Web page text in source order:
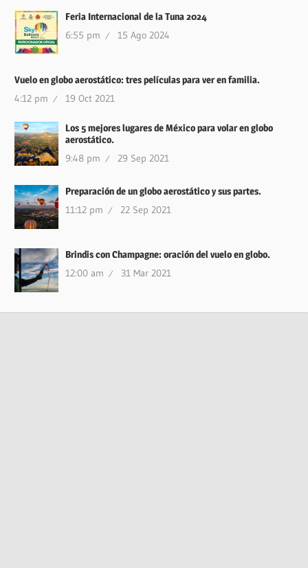
Feria Internacional de la Tuna 2024
6:55 pm 15 Ago 2024
Vuelo en globo aerostático: tres películas para ver en familia.
4:12 pm 19 Oct 2021
Los 5 mejores lugares de México para volar en globo
aerostático.
9:48 pm 29 Sep 2021
Preparación de un globo aerostático y sus partes.
11:12 pm 22 Sep 2021
Brindis con Champagne: oración del vuelo en globo.
12:00 am 31 Mar 2021